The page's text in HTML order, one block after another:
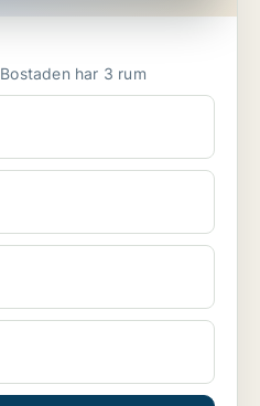
Hus att hyra i Ånge, Alby Bostaden har 3 rum